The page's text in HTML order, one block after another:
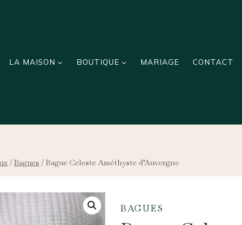
LA MAISON BOUTIQUE MARIAGE CONTACT
/ Bagues / Bague Celeste Améthyste d’Auvergne
BAGUES